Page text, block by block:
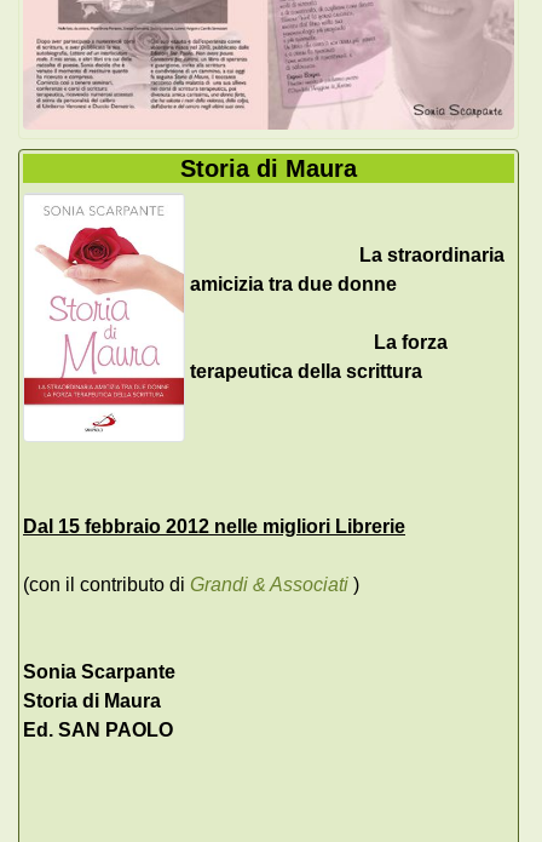
Storia di Maura
La straordinaria
amicizia tra due donne
La forza
terapeutica della scrittura
Dal 15 febbraio 2012 nelle migliori Librerie
(con il contributo di Grandi & Associati )
Sonia Scarpante
Storia di Maura
Ed. SAN PAOLO